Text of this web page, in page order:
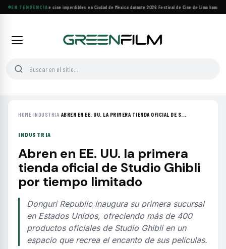
EN TENDENCIA
Cuatro festivales de cine imperdibles en Ciudad de México durante 2026·Festival de Cine de Lima
HOME›INDUSTRIA›ABREN EN EE. UU. LA PRIMERA TIENDA OFICIAL DE S...
INDUSTRIA
Abren en EE. UU. la primera
tienda oficial de Studio Ghibli
por tiempo limitado
Donguri Republic inaugura su primera sucursal
en Estados Unidos, ofreciendo más de 400
productos oficiales de Studio Ghibli en un
espacio que recrea el encanto de sus películas.